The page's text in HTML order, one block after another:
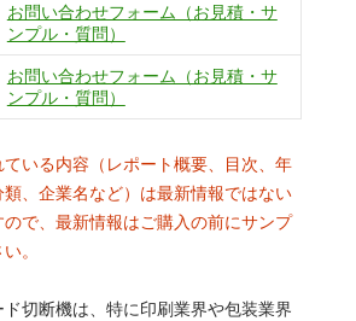
お問い合わせフォーム（お見積・サ
ンプル・質問）
お問い合わせフォーム（お見積・サ
ンプル・質問）
いる内容（レポート概要、目次、年
類、企業名など）は最新情報ではない
で、最新情報はご購入の前にサンプ
。
切断機は、特に印刷業界や包装業界